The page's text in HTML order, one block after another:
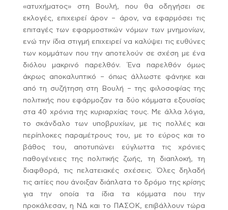
«ατυχήματος» στη Βουλή, που θα οδηγήσει σε
εκλογές, επιχειρεί άρον – άρον, να εφαρμόσει τις
επιταγές των εφαρμοστικών νόμων των μνημονίων,
ενώ την ίδια στιγμή επιχειρεί να καλύψει τις ευθύνες
των κομμάτων που την αποτελούν σε σχέση με ένα
διόλου μακρινό παρελθόν. Ένα παρελθόν όμως
άκρως αποκαλυπτικό – όπως άλλωστε φάνηκε και
από τη συζήτηση στη Βουλή – της φιλοσοφίας της
πολιτικής που εφάρμοζαν τα δύο κόμματα εξουσίας
στα 40 χρόνια της κυριαρχίας τους.
Με άλλα λόγια,
το σκάνδαλο των υποβρυχίων, με τις πολλές και
περίπλοκες παραμέτρους του, με το εύρος και το
βάθος του, αποτυπώνει εύγλωττα τις χρόνιες
παθογένειες της πολιτικής ζωής, τη διαπλοκή, τη
διαφθορά, τις πελατειακές σχέσεις. Όλες δηλαδή
τις αιτίες που άνοιξαν διάπλατα το δρόμο της κρίσης
για την οποία τα ίδια τα κόμματα που την
προκάλεσαν, η ΝΔ και το ΠΑΣΟΚ, επιβάλλουν τώρα